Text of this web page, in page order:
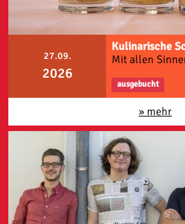
27.09.
2026
Kulinarische
Mit allen
ausgebucht
» mehr